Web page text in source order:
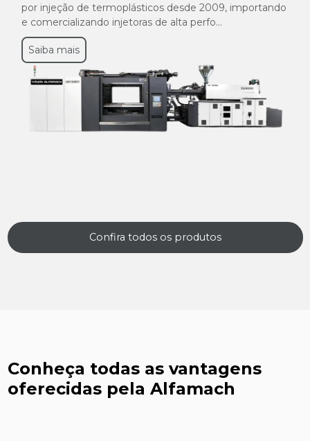
por injeção de termoplásticos desde 2009, importando
e comercializando injetoras de alta perfo...
Saiba mais
Confira todos os produtos
Conheça todas as vantagens
oferecidas pela Alfamach